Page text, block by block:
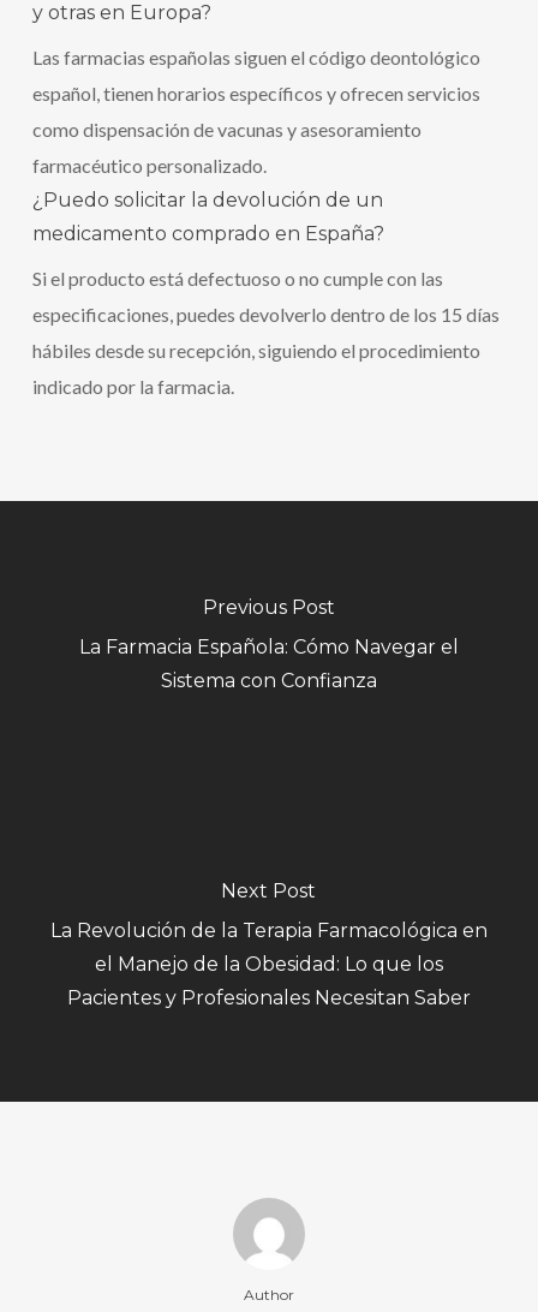
y otras en Europa?
Las farmacias españolas siguen el código deontológico
español, tienen horarios específicos y ofrecen servicios
como dispensación de vacunas y asesoramiento
farmacéutico personalizado.
¿Puedo solicitar la devolución de un
medicamento comprado en España?
Si el producto está defectuoso o no cumple con las
especificaciones, puedes devolverlo dentro de los 15 días
hábiles desde su recepción, siguiendo el procedimiento
indicado por la farmacia.
Previous Post
La Farmacia Española: Cómo Navegar el
Sistema con Confianza
Next Post
La Revolución de la Terapia Farmacológica en
el Manejo de la Obesidad: Lo que los
Pacientes y Profesionales Necesitan Saber
Author